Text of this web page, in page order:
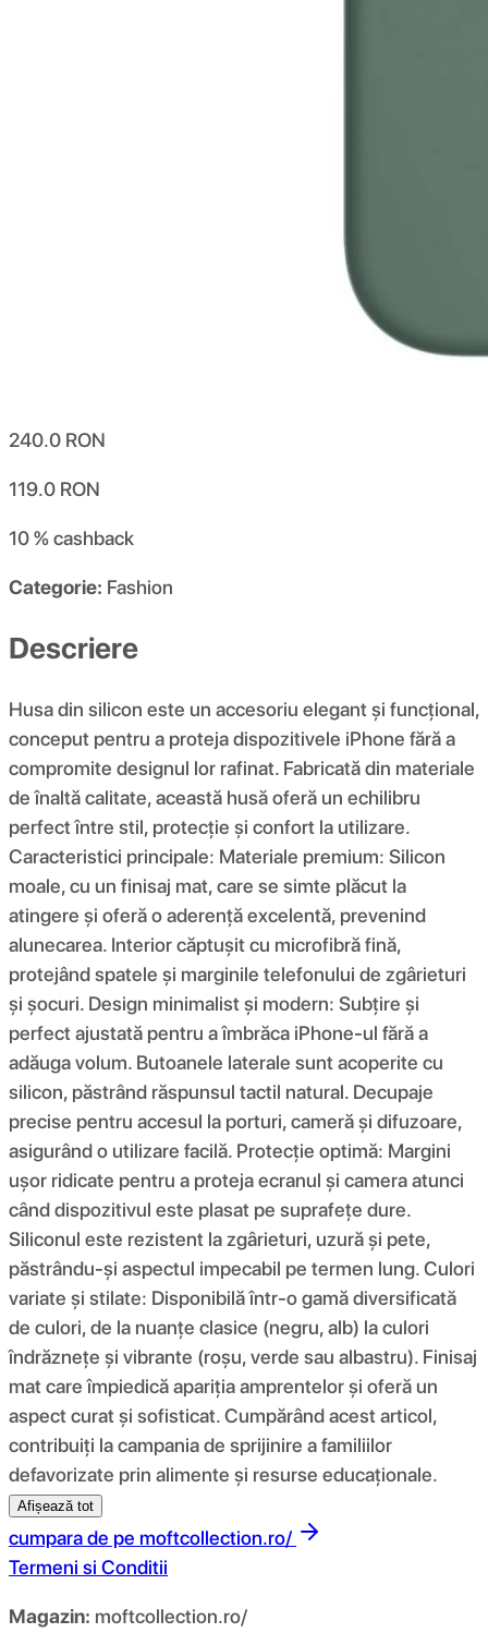
240.0 RON
119.0 RON
10 %cashback
Categorie: Fashion
Descriere
Husa din silicon este un accesoriu elegant și funcțional,
conceput pentru a proteja dispozitivele iPhone fără a
compromite designul lor rafinat. Fabricată din materiale
de înaltă calitate, această husă oferă un echilibru
perfect între stil, protecție și confort la utilizare.
Caracteristici principale: Materiale premium: Silicon
moale, cu un finisaj mat, care se simte plăcut la
atingere și oferă o aderență excelentă, prevenind
alunecarea. Interior căptușit cu microfibră fină,
protejând spatele și marginile telefonului de zgârieturi
și șocuri. Design minimalist și modern: Subțire și
perfect ajustată pentru a îmbrăca iPhone-ul fără a
adăuga volum. Butoanele laterale sunt acoperite cu
silicon, păstrând răspunsul tactil natural. Decupaje
precise pentru accesul la porturi, cameră și difuzoare,
asigurând o utilizare facilă. Protecție optimă: Margini
ușor ridicate pentru a proteja ecranul și camera atunci
când dispozitivul este plasat pe suprafețe dure.
Siliconul este rezistent la zgârieturi, uzură și pete,
păstrându-și aspectul impecabil pe termen lung. Culori
variate și stilate: Disponibilă într-o gamă diversificată
de culori, de la nuanțe clasice (negru, alb) la culori
îndrăznețe și vibrante (roșu, verde sau albastru). Finisaj
mat care împiedică apariția amprentelor și oferă un
aspect curat și sofisticat. Cumpărând acest articol,
contribuiți la campania de sprijinire a familiilor
defavorizate prin alimente și resurse educaționale.
Afișează tot
cumpara de pe moftcollection.ro/
Termeni si Conditii
Magazin: moftcollection.ro/